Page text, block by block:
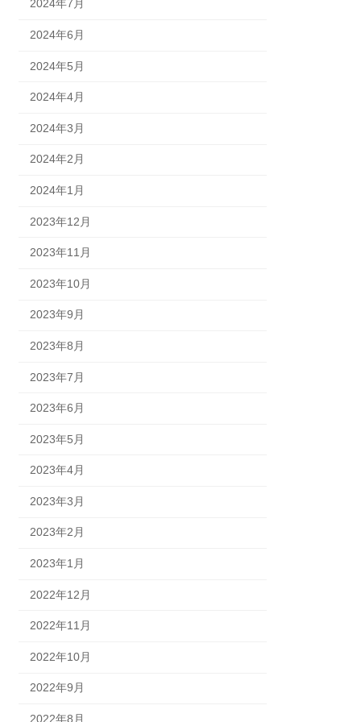
2024年7月
2024年6月
2024年5月
2024年4月
2024年3月
2024年2月
2024年1月
2023年12月
2023年11月
2023年10月
2023年9月
2023年8月
2023年7月
2023年6月
2023年5月
2023年4月
2023年3月
2023年2月
2023年1月
2022年12月
2022年11月
2022年10月
2022年9月
2022年8月